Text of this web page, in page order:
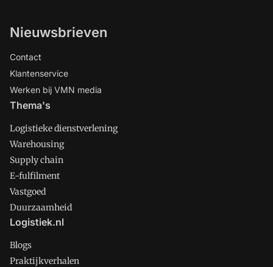
Nieuwsbrieven
Contact
Klantenservice
Werken bij VMN media
Thema's
Logistieke dienstverlening
Warehousing
Supply chain
E-fulfilment
Vastgoed
Duurzaamheid
Logistiek.nl
Blogs
Praktijkverhalen